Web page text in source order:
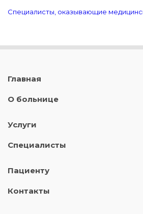
Специалисты, оказывающие
Главная
О больнице
Услуги
Специалисты
Пациенту
Контакты